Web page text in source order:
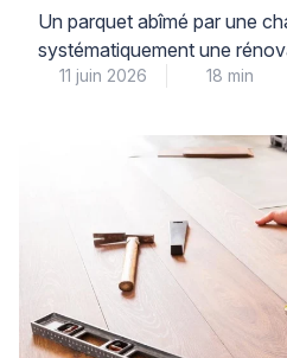
profondeur ?
Un parquet abîmé par une
systématiquement une
réponse dépend avant tout
parfaitement normal de ne
l’ampleur des dommages
précisément cette
11 juin 2026 18 min